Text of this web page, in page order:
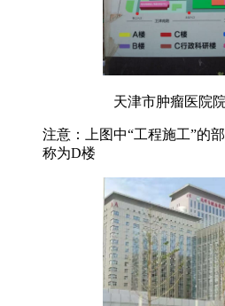
天津市肿瘤医院
注意：上图中“工程施工”的
称为D楼